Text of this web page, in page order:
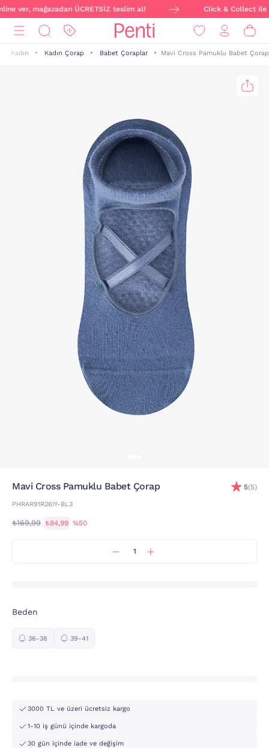
ver, mağazadan ÜCRETSİZ teslim al! Click & Collect ile
Kadın Kadın Çorap Babet Çoraplar Mavi Cross Pamuklu Babet Çorap
Mavi Cross Pamuklu Babet Çorap
PHRAR91R26IY-BL3
5(5)
₺169,99 ₺84,99 %50
Beden
36-38 39-41
3000 TL ve üzeri ücretsiz kargo
1-10 iş günü içinde kargoda
30 gün içinde iade ve değişim